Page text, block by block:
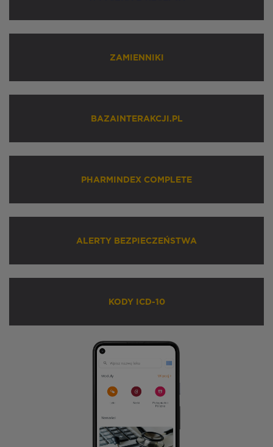
ZAMIENNIKI
BAZAINTERAKCJI.PL
PHARMINDEX COMPLETE
ALERTY BEZPIECZEŃSTWA
KODY ICD-10